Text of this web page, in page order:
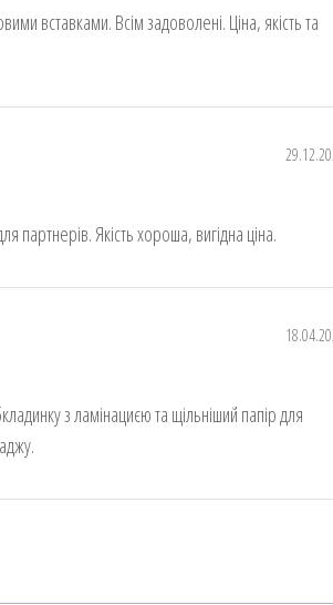
вставками. Всім задоволені. Ціна, якість та
Якість хороша, вигідна ціна.
з ламінациєю та щільніший папір для